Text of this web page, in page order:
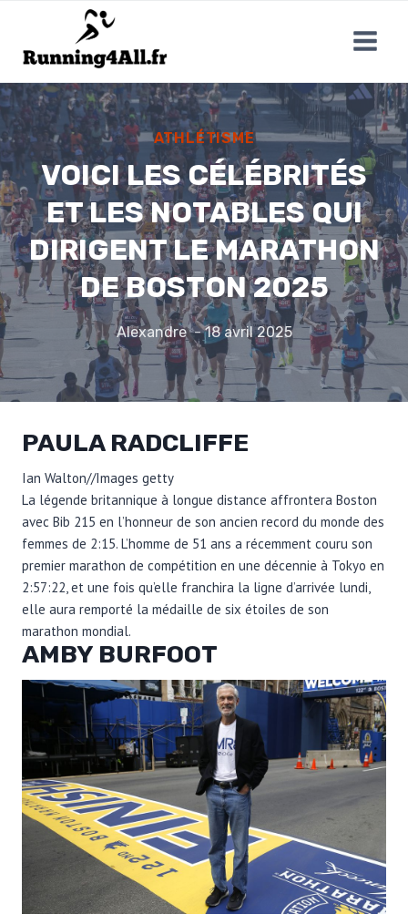
contenu
ATHLÉTISME
VOICI LES CÉLÉBRITÉS
ET LES NOTABLES QUI
DIRIGENT LE MARATHON
DE BOSTON 2025
Alexandre 18 avril 2025
PAULA RADCLIFFE
Ian Walton//Images getty
La légende britannique à longue distance affrontera Boston
avec Bib 215 en l’honneur de son ancien record du monde des
femmes de 2:15. L’homme de 51 ans a récemment couru son
premier marathon de compétition en une décennie à Tokyo en
2:57:22, et une fois qu’elle franchira la ligne d’arrivée lundi,
elle aura remporté la médaille de six étoiles de son
marathon mondial.
AMBY BURFOOT